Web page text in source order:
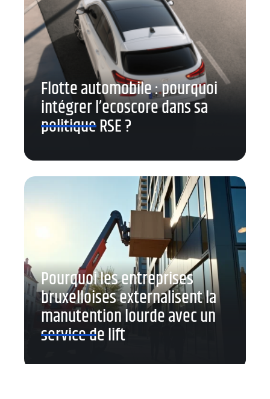
Flotte automobile : pourquoi
intégrer l’ecoscore dans sa
politique RSE ?
Pourquoi les entreprises
bruxelloises externalisent la
manutention lourde avec un
service de lift